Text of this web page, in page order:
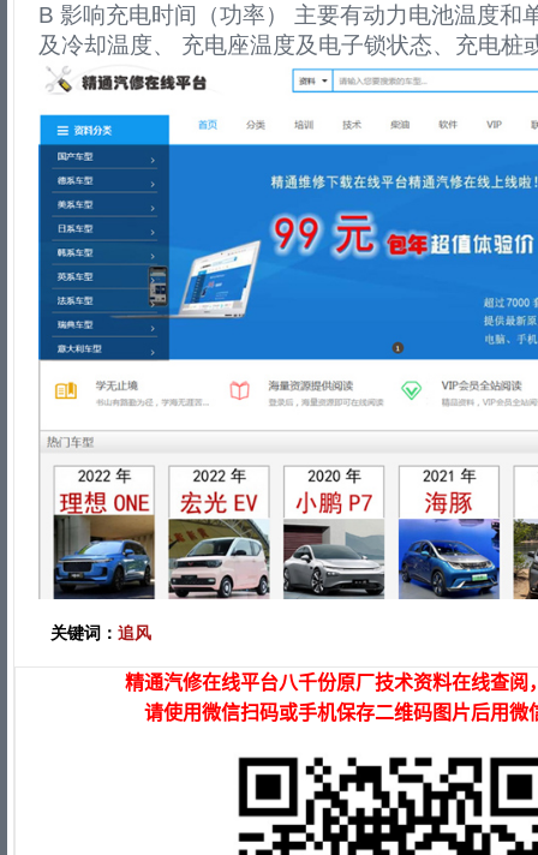
B 影响充电时间（功率） 主要有动力电池温度和
及冷却温度、 充电座温度及电子锁状态、充电桩
关键词： 追风